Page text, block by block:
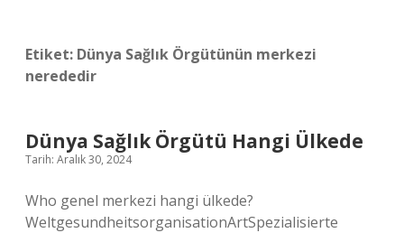
Etiket: Dünya Sağlık Örgütünün merkezi
nerededir
Dünya Sağlık Örgütü Hangi Ülkede
Tarih: Aralık 30, 2024
Who genel merkezi hangi ülkede?
WeltgesundheitsorganisationArtSpezialisierte